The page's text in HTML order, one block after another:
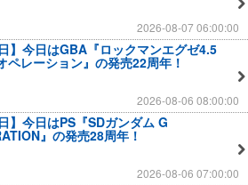
2026-08-07 06:00:00
】今日はGBA『ロックマンエグゼ4.5
ペレーション』の発売22周年！
2026-08-06 08:00:00
】今日はPS『SDガンダム G
』の発売28周年！
2026-08-06 07:00:00